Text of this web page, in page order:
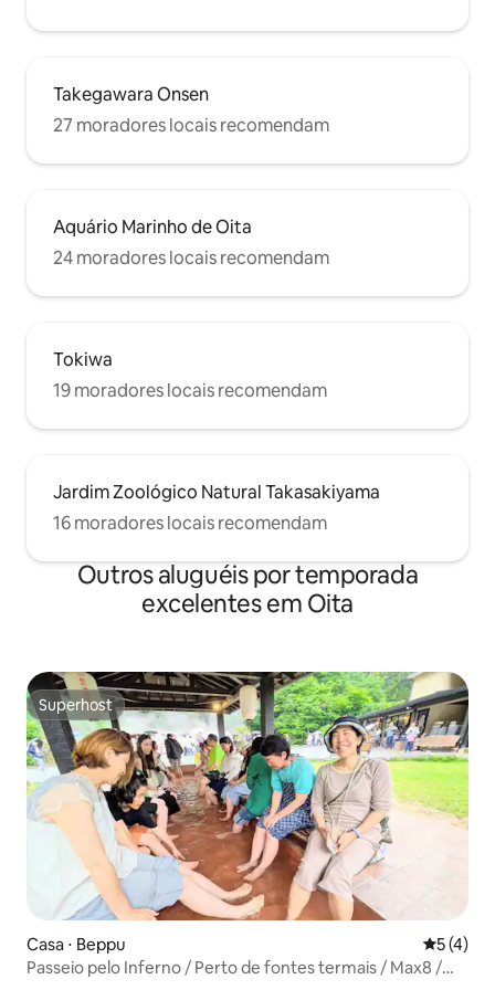
Takegawara Onsen
27 moradores locais recomendam
Aquário Marinho de Oita
24 moradores locais recomendam
Tokiwa
19 moradores locais recomendam
Jardim Zoológico Natural Takasakiyama
16 moradores locais recomendam
Outros aluguéis por temporada
excelentes em Oita
Superhost
Superhost
Casa ⋅ Beppu 5 de
5 (4)
Passeio pelo Inferno / Perto de fontes termais / Max8 /